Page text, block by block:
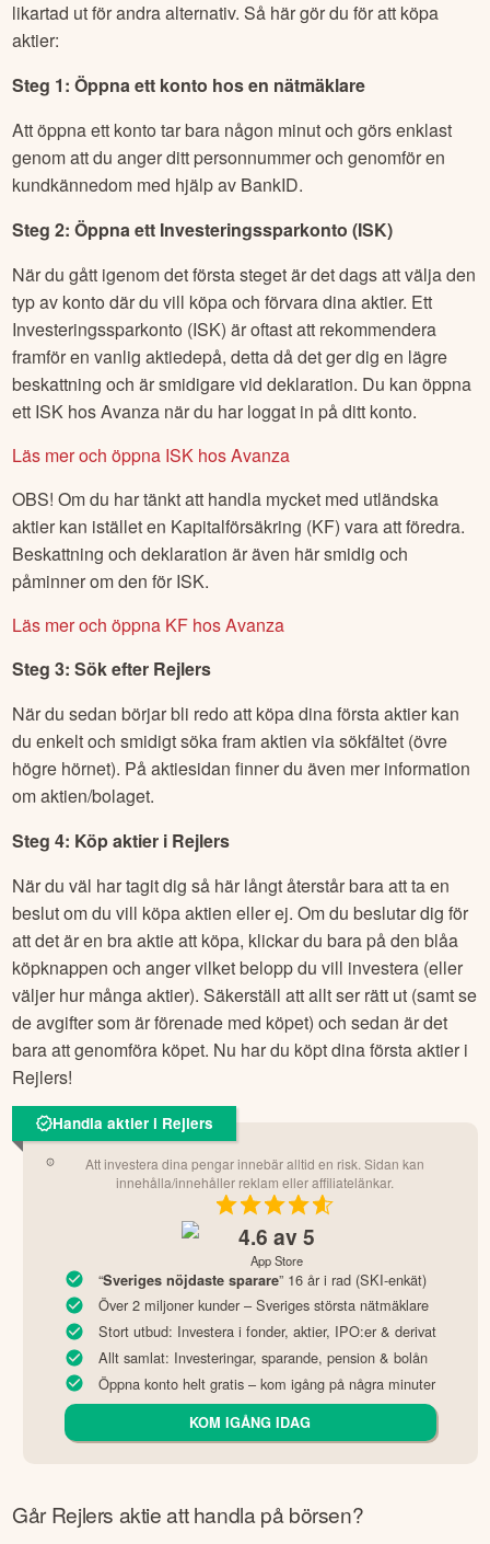
likartad ut för andra alternativ. Så här gör du för att köpa
aktier:
Steg 1: Öppna ett konto hos en nätmäklare
Att öppna ett konto tar bara någon minut och görs enklast
genom att du anger ditt personnummer och genomför en
kundkännedom med hjälp av BankID.
Steg 2: Öppna ett Investeringssparkonto (ISK)
När du gått igenom det första steget är det dags att välja den
typ av konto där du vill köpa och förvara dina aktier. Ett
Investeringssparkonto (ISK) är oftast att rekommendera
framför en vanlig aktiedepå, detta då det ger dig en lägre
beskattning och är smidigare vid deklaration. Du kan öppna
ett ISK hos Avanza när du har loggat in på ditt konto.
Läs mer och öppna ISK hos Avanza
OBS! Om du har tänkt att handla mycket med utländska
aktier kan istället en Kapitalförsäkring (KF) vara att föredra.
Beskattning och deklaration är även här smidig och
påminner om den för ISK.
Läs mer och öppna KF hos Avanza
Steg 3: Sök efter Rejlers
När du sedan börjar bli redo att köpa dina första aktier kan
du enkelt och smidigt söka fram aktien via sökfältet (övre
högre hörnet). På aktiesidan finner du även mer information
om aktien/bolaget.
Steg 4: Köp aktier i Rejlers
När du väl har tagit dig så här långt återstår bara att ta en
beslut om du vill köpa aktien eller ej. Om du beslutar dig för
att det är en bra aktie att köpa, klickar du bara på den blåa
köpknappen och anger vilket belopp du vill investera (eller
väljer hur många aktier). Säkerställ att allt ser rätt ut (samt se
de avgifter som är förenade med köpet) och sedan är det
bara att genomföra köpet. Nu har du köpt dina första aktier i
Rejlers!
Handla aktier i Rejlers
Att investera dina pengar innebär alltid en risk. Sidan kan
innehålla/innehåller reklam eller affiliatelänkar.
4.6 av 5
App Store
“Sveriges nöjdaste sparare” 16 år i rad (SKI-enkät)
Över 2 miljoner kunder – Sveriges största nätmäklare
Stort utbud: Investera i fonder, aktier, IPO:er & derivat
Allt samlat: Investeringar, sparande, pension & bolån
Öppna konto helt gratis – kom igång på några minuter
KOM IGÅNG IDAG
GårRejlers aktie att handla på börsen?